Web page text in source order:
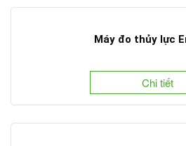
Máy đo thủy lực
Chi tiết